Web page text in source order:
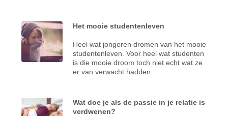
Het mooie studentenleven
Heel wat jongeren dromen van het mooie
studentenleven. Voor heel wat studenten
is die mooie droom toch niet echt wat ze
er van verwacht hadden.
Wat doe je als de passie in je relatie is
verdwenen?